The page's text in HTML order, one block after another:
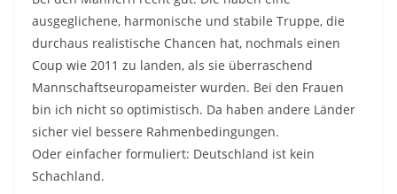
ausgeglichene, harmonische und stabile Truppe, die
durchaus realistische Chancen hat, nochmals einen
Coup wie 2011 zu landen, als sie überraschend
Mannschaftseuropameister wurden. Bei den Frauen
bin ich nicht so optimistisch. Da haben andere Länder
sicher viel bessere Rahmenbedingungen.
Oder einfacher formuliert: Deutschland ist kein
Schachland.